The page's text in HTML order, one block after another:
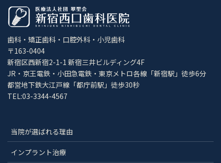
歯科・矯正歯科・口腔外科・小児歯科
〒163-0404
新宿区西新宿2-1-1 新宿三井ビルディング4F
JR・京王電鉄・小田急電鉄・東京メトロ各線「新宿駅」徒歩6分
都営地下鉄大江戸線「都庁前駅」徒歩30秒
TEL:03-3344-4567
当院が選ばれる理由
インプラント治療